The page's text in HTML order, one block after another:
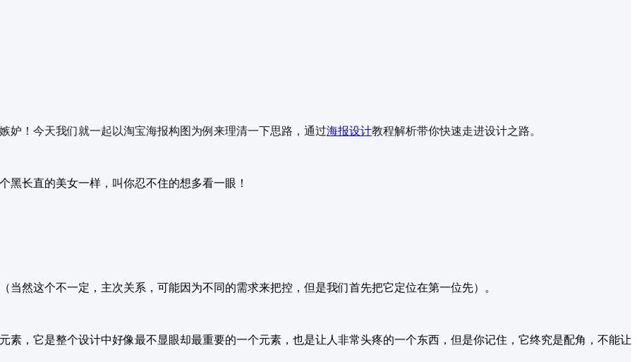
妒！今天我们就一起以淘宝海报构图为例来理清一下思路，通过海报设计教程解析带你快速走进设计之路。
黑长直的美女一样，叫你忍不住的想多看一眼！
然这个不一定，主次关系，可能因为不同的需求来把控，但是我们首先把它定位在第一位先）。
素，它是整个设计中好像最不显眼却最重要的一个元素，也是让人非常头疼的一个东西，但是你记住，它终究是配角，不能让